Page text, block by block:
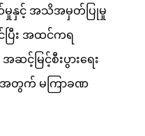
မှုနှင့် အသိအမှတ်ပြုမှု
ပြီး အထင်ကရ
င့်မြင့်စီးပွားရေး
န်အတွက် မကြာခဏ